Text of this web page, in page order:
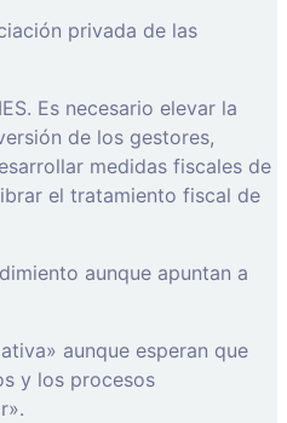
privada de las
Es necesario elevar la
de los gestores,
medidas fiscales de
el tratamiento fiscal de
aunque apuntan a
aunque esperan que
y los procesos